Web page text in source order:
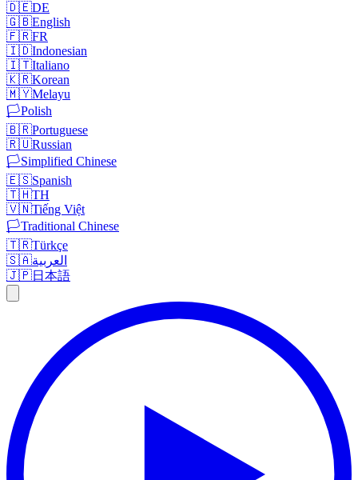
🇩🇪DE
🇬🇧English
🇫🇷FR
🇮🇩Indonesian
🇮🇹Italiano
🇰🇷Korean
🇲🇾Melayu
🏳️Polish
🇧🇷Portuguese
🇷🇺Russian
🏳️Simplified Chinese
🇪🇸Spanish
🇹🇭TH
🇻🇳Tiếng Việt
🏳️Traditional Chinese
🇹🇷Türkçe
🇸🇦العربية
🇯🇵日本語